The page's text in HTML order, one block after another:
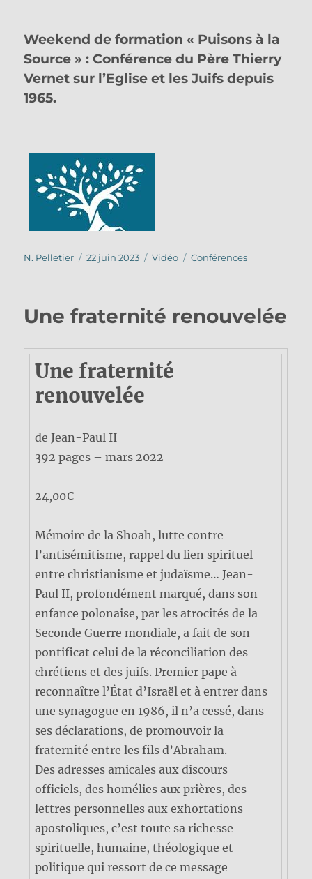
Weekend de formation « Puisons à la
Source » : Conférence du Père Thierry
Vernet sur l’Eglise et les Juifs depuis
1965.
Auteur
N. Pelletier
Publié
22 juin 2023 Format
Vidéo Catégories
Conférences
Une fraternité renouvelée
Une fraternité
renouvelée
de Jean-Paul II
392 pages – mars 2022
24,00€
Mémoire de la Shoah, lutte contre
l’antisémitisme, rappel du lien spirituel
entre christianisme et judaïsme… Jean-
Paul II, profondément marqué, dans son
enfance polonaise, par les atrocités de la
Seconde Guerre mondiale, a fait de son
pontificat celui de la réconciliation des
chrétiens et des juifs. Premier pape à
reconnaître l’État d’Israël et à entrer dans
une synagogue en 1986, il n’a cessé, dans
ses déclarations, de promouvoir la
fraternité entre les fils d’Abraham.
Des adresses amicales aux discours
officiels, des homélies aux prières, des
lettres personnelles aux exhortations
apostoliques, c’est toute sa richesse
spirituelle, humaine, théologique et
politique qui ressort de ce message